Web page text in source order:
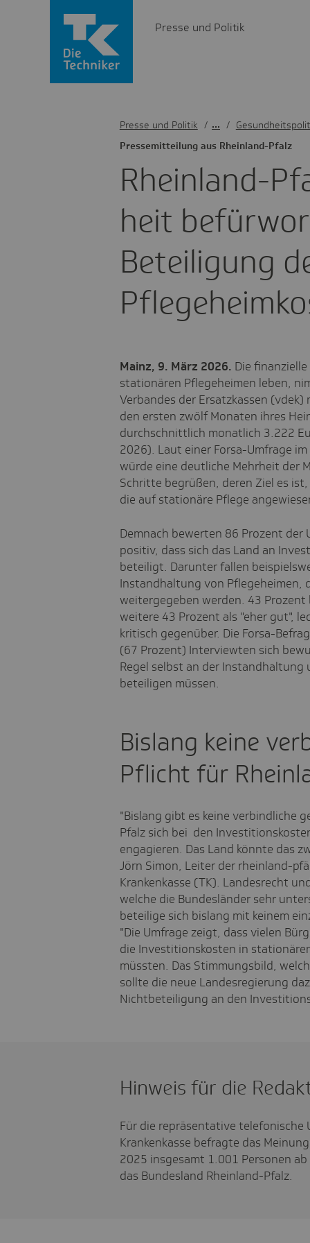
Presse und Politik
Rhein­land-
heit
Betei­li­gung
Pres­se­mit­tei­lung aus Rhein­land-Pfalz
Presse und Politik /
Mainz, 9. März 2026. Die
stationären Pflegeheimen leben,
Verbandes der Ersatzkassen
den ersten zwölf Monaten ihres
durchschnittlich monatlich 3.222
2026). Laut einer Forsa-Umfrage
würde eine deutliche Mehrheit der
Schritte begrüßen, deren Ziel es
die auf stationäre Pflege
Demnach bewerten 86 Prozent der
positiv, dass sich das Land an
beteiligt. Darunter fallen
Instandhaltung von Pflegeheimen,
weitergegeben werden. 43 Prozent
weitere 43 Prozent als "eher gut",
kritisch gegenüber. Die Forsa-
(67 Prozent) Interviewten sich
Regel selbst an der
beteiligen müssen.
Bislang keine
Pflicht für
"Bislang gibt es keine verbindliche
Pfalz sich bei den
engagieren. Das Land könnte das
Jörn Simon, Leiter der rheinland-
Krankenkasse (TK). Landesrecht
welche die Bundesländer sehr
beteilige sich bislang mit keinem
"Die Umfrage zeigt, dass vielen
die Investitionskosten in
müssten. Das Stimmungsbild,
sollte die neue Landesregierung
Nichtbeteiligung an den
Hinweis für die
Für die repräsentative telefonische
Krankenkasse befragte das
2025 insgesamt 1.001 Personen
das Bundesland Rheinland-Pfalz.